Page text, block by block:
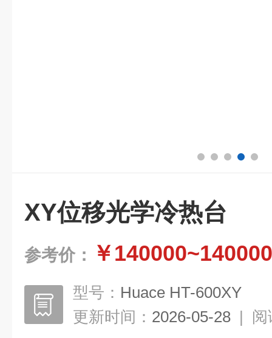
XY位移光学冷热台
参考价： ￥140000~140000
型号： Huace HT-600XY
更新时间： 2026-05-28 | 阅